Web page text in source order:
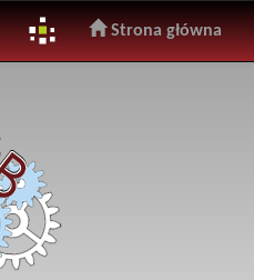
Strona główna